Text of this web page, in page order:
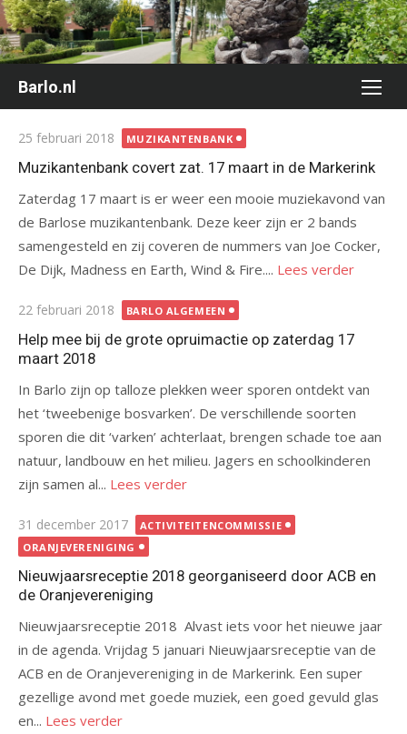
Ga
naar
de
inhoudBarlo.nl
Gepubliceerd
op
25 februari 2018 MUZIKANTENBANK
Muzikantenbank covert zat. 17 maart in de Markerink
Zaterdag 17 maart is er weer een mooie muziekavond van
de Barlose muzikantenbank. Deze keer zijn er 2 bands
samengesteld en zij coveren de nummers van Joe Cocker,
De Dijk, Madness en Earth, Wind & Fire.... Lees verder
Gepubliceerd
op
22 februari 2018 BARLO ALGEMEEN
Help mee bij de grote opruimactie op zaterdag 17
maart 2018
In Barlo zijn op talloze plekken weer sporen ontdekt van
het ‘tweebenige bosvarken’. De verschillende soorten
sporen die dit ‘varken’ achterlaat, brengen schade toe aan
natuur, landbouw en het milieu. Jagers en schoolkinderen
zijn samen al... Lees verder
Gepubliceerd
op
31 december 2017
ACTIVITEITENCOMMISSIE
ORANJEVERENIGING
Nieuwjaarsreceptie 2018 georganiseerd door ACB en
de Oranjevereniging
Nieuwjaarsreceptie 2018 Alvast iets voor het nieuwe jaar
in de agenda. Vrijdag 5 januari Nieuwjaarsreceptie van de
ACB en de Oranjevereniging in de Markerink. Een super
gezellige avond met goede muziek, een goed gevuld glas
en... Lees verder